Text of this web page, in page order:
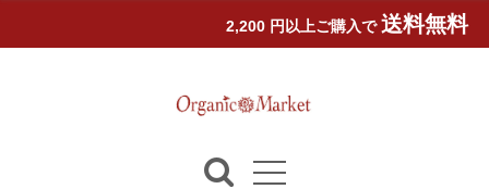
2,200 円以上ご購入で 送料無料